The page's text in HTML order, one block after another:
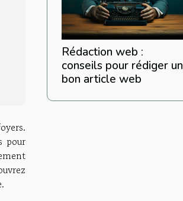
pour
Rédaction web :
conseils pour rédiger un
bon article web